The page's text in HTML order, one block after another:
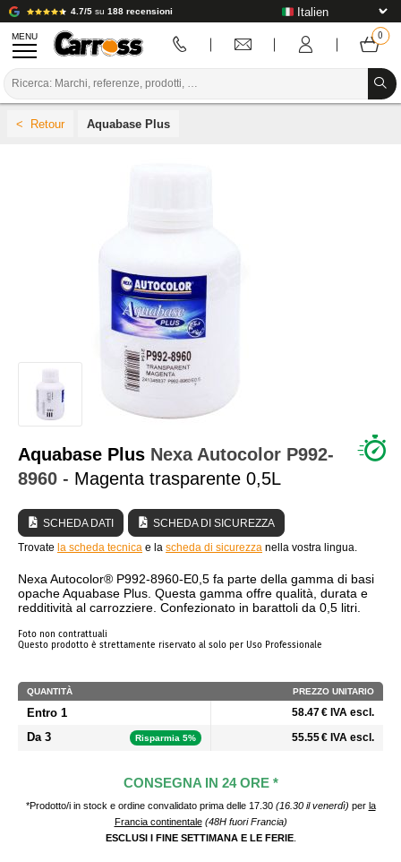
4.7/5 su 188 recensioni
MENU
STRUMENTI PER LA CARROZZERIA
ATTREZZATURE PER CARROZZERIA
CODICE COLORE
INSTALLAZIONE IN LABORATORIO
TUTORIAL E CONSIGLI
Aquabase Plus
Aquabase Plus Nexa Autocolor P992-
8960 - Magenta trasparente 0,5L
SCHEDA DATI
SCHEDA DI SICUREZZA
Trovate la scheda tecnica e la scheda di sicurezza nella vostra lingua.
Nexa Autocolor® P992-8960-E0,5 fa parte della gamma di basi
opache Aquabase Plus. Questa gamma offre qualità, durata e
redditività al carrozziere. Confezionato in barattoli da 0,5 litri.
Foto non contrattuali
Questo prodotto è strettamente riservato al solo per Uso Professionale
QUANTITÀ PREZZO UNITARIO
Entro 1 58.47 € IVA escl.
Da 3 Risparmia 5% 55.55 € IVA escl.
CONSEGNA IN 24 ORE *
*Prodotto/i in stock e ordine convalidato prima delle 17.30 (16.30 il venerdì) per la
Francia continentale (48H fuori Francia)
ESCLUSI I FINE SETTIMANA E LE FERIE.